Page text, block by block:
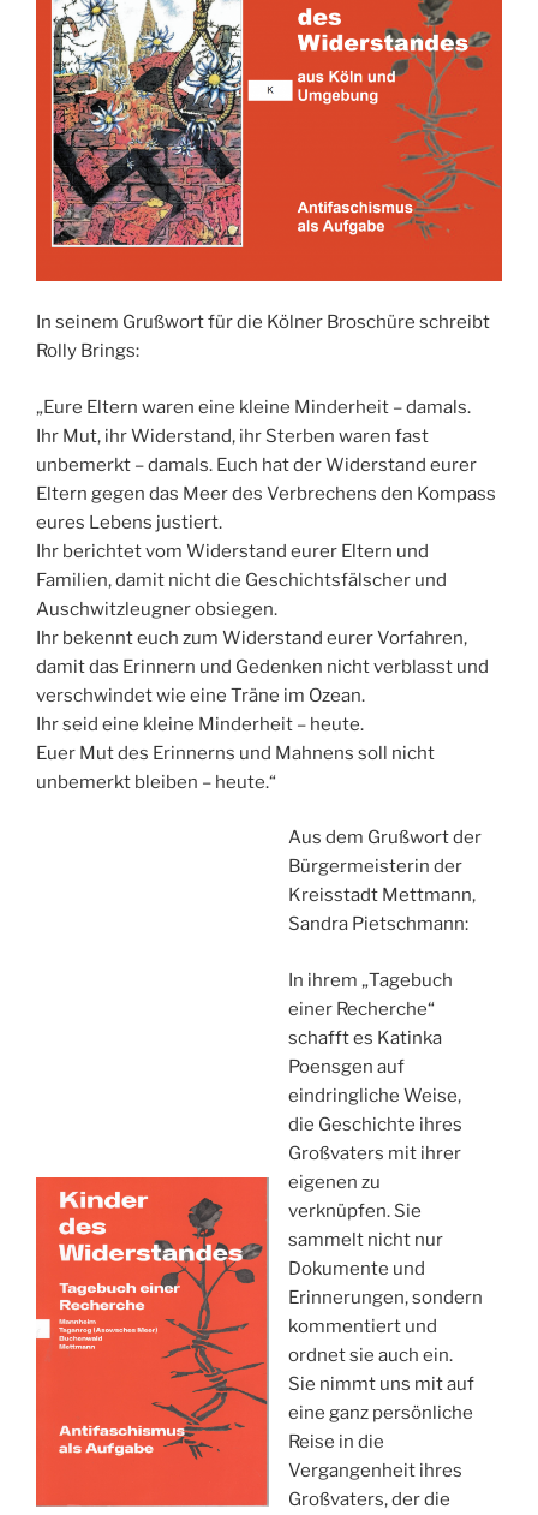
In seinem Grußwort für die Kölner Broschüre schreibt
Rolly Brings:
„Eure Eltern waren eine kleine Minderheit – damals.
Ihr Mut, ihr Widerstand, ihr Sterben waren fast
unbemerkt – damals. Euch hat der Widerstand eurer
Eltern gegen das Meer des Verbrechens den Kompass
eures Lebens justiert.
Ihr berichtet vom Widerstand eurer Eltern und
Familien, damit nicht die Geschichtsfälscher und
Auschwitzleugner obsiegen.
Ihr bekennt euch zum Widerstand eurer Vorfahren,
damit das Erinnern und Gedenken nicht verblasst und
verschwindet wie eine Träne im Ozean.
Ihr seid eine kleine Minderheit – heute.
Euer Mut des Erinnerns und Mahnens soll nicht
unbemerkt bleiben – heute.“
Aus dem Grußwort der
Bürgermeisterin der
Kreisstadt Mettmann,
Sandra Pietschmann:
In ihrem „Tagebuch
einer Recherche“
schafft es Katinka
Poensgen auf
eindringliche Weise,
die Geschichte ihres
Großvaters mit ihrer
eigenen zu
verknüpfen. Sie
sammelt nicht nur
Dokumente und
Erinnerungen, sondern
kommentiert und
ordnet sie auch ein.
Sie nimmt uns mit auf
eine ganz persönliche
Reise in die
Vergangenheit ihres
Großvaters, der die